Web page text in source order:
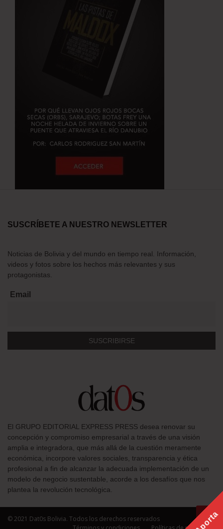
SUSCRÍBETE A NUESTRO NEWSLETTER
Noticias de Bolivia y del mundo en tiempo real. Información,
videos y fotos sobre los hechos más relevantes y sus
protagonistas.
Email
El GRUPO EDITORIAL EXPRESS PRESS desea renovar su
concepción y compromiso empresarial a través de una visión
amplia e integradora, que más allá de la cuestión meramente
económica, incorpore valores sociales, transparencia y ética
profesional a fin de alcanzar la adecuada implementación de un
modelo de negocio sustentable, acorde a los desafíos que nos
plantea la revolución tecnológica.
© 2021 Dat0s Bolivia. Todos los derechos reservados
Aporta